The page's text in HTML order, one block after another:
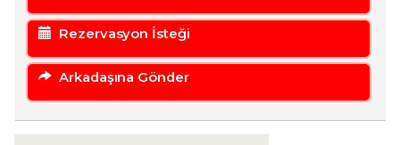
Rezervasyon İsteği
Arkadaşına Gönder